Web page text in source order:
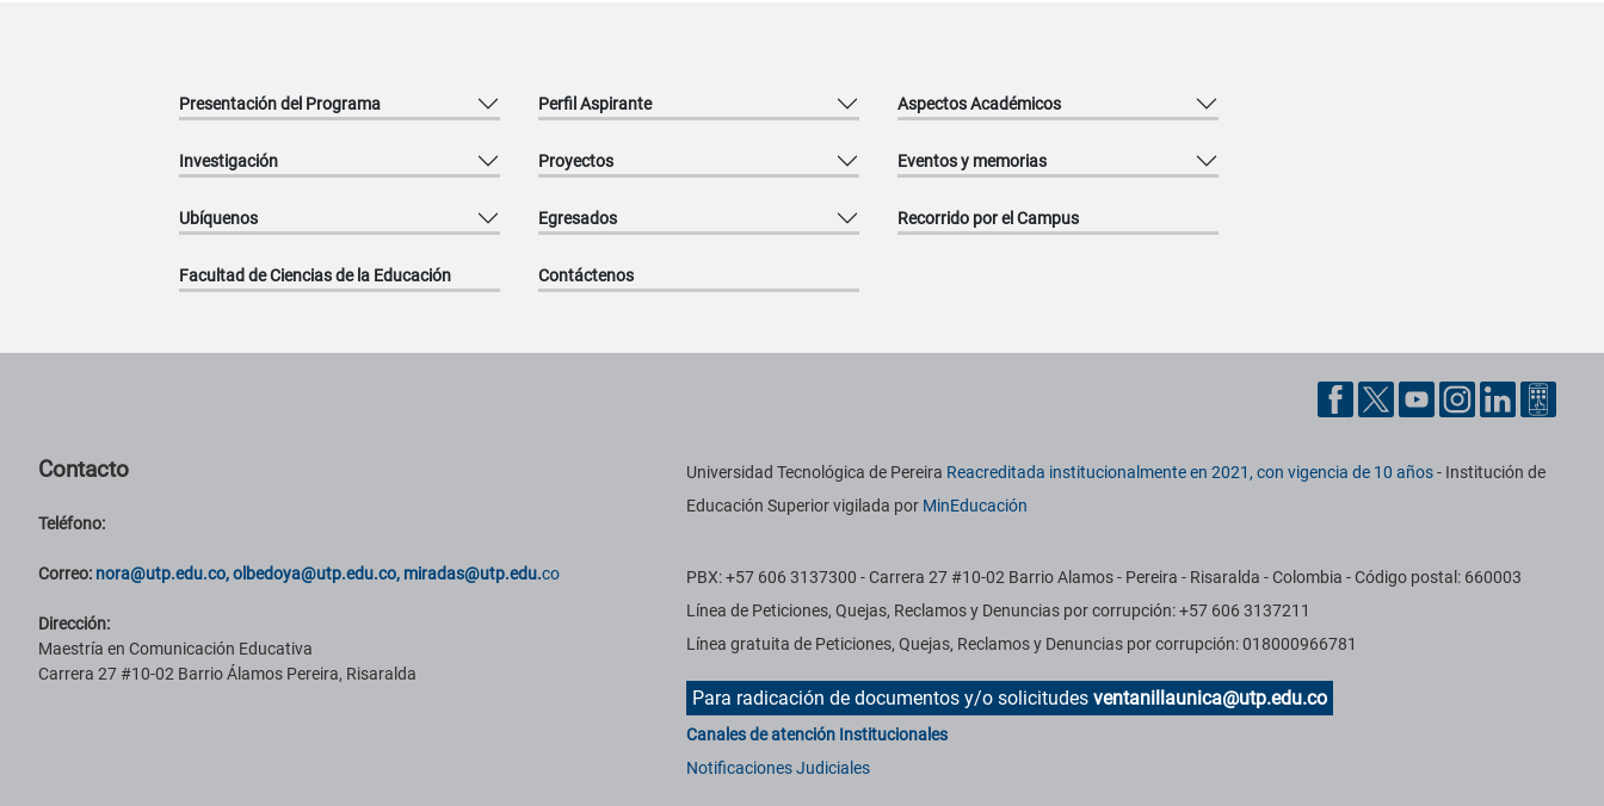
Presentación del Programa Perfil Aspirante Aspectos Académicos
Investigación Proyectos Eventos y memorias
Ubíquenos Egresados Recorrido por el Campus
Facultad de Ciencias de la Educación Contáctenos
Contacto
Teléfono:
Correo: nora@utp.edu.co, olbedoya@utp.edu.co, miradas@utp.edu.co
Dirección:
Maestría en Comunicación Educativa
Carrera 27 #10-02 Barrio Álamos Pereira, Risaralda
Información institucional
Universidad Tecnológica de Pereira Reacreditada institucionalmente en 2021, con vigencia de 10 años- Institución de
Educación Superior vigilada por MinEducación
PBX: +57 606 3137300 - Carrera 27 #10-02 Barrio Alamos - Pereira - Risaralda - Colombia - Código postal: 660003
Línea de Peticiones, Quejas, Reclamos y Denuncias por corrupción: +57 606 3137211
Línea gratuita de Peticiones, Quejas, Reclamos y Denuncias por corrupción: 018000966781
Para radicación de documentos y/o solicitudesventanillaunica@utp.edu.co
Canales de atención Institucionales
Notificaciones Judiciales